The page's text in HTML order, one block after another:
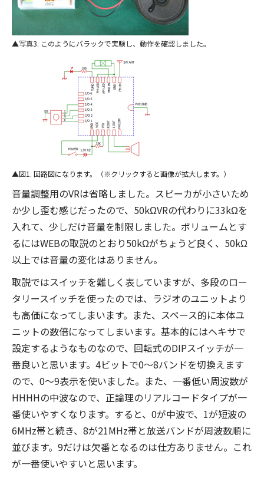
写真3. このようにバラックで実験し、動作を確認しました。
図1. 回路図になります。（※クリックすると画像が拡大します。）
音量調整用のVRは省略しました。スピーカが小さいため
か少し歪む感じだったので、50kΩVRの代わりに33kΩを
入れて、少しだけ音量を制限しました。ボリュームとす
るにはWEBの取説のとおり50kΩがちょうど良く、50kΩ
以上では音量の変化はありません。
取説ではスイッチを難しく表していますが、多段のロー
タリースイッチを使ったのでは、ラジオのユニットより
も高価になってしまいます。また、スペース的に本体ユ
ニットの数倍になってしまいます。基本的にはヘキサで
設定するようなものなので、回転式のDIPスイッチが一
番良いと思います。4ビットで0〜8バンドを切換えます
ので、0〜9表示を使いました。また、一番低い周波数が
HHHHの中波なので、正論理のリアルコードタイプが一
番使いやすくなります。すると、0が中波で、1が短波の
6MHz帯と続き、8が21MHz帯と放送バンドが周波数順に
並びます。9だけは欠番となるのは仕方ありません。これ
が一番使いやすいと思います。